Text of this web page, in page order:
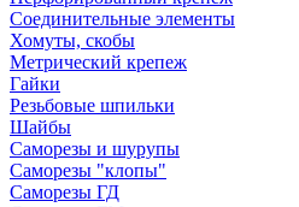
Соединительные элементы
Хомуты, скобы
Метрический крепеж
Гайки
Резьбовые шпильки
Шайбы
Саморезы и шурупы
Саморезы "клопы"
Саморезы ГД